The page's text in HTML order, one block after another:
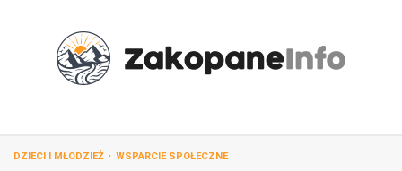
DZIECI I MŁODZIEŻ WSPARCIE SPOŁECZNE